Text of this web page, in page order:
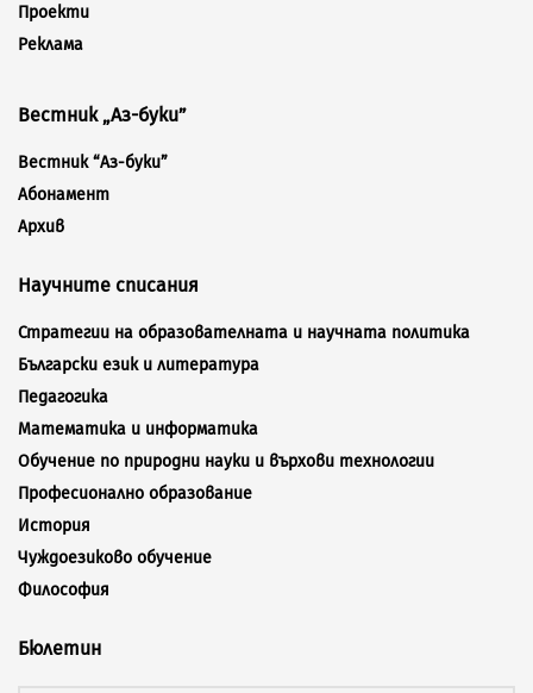
Проекти
Реклама
Вестник „Аз-буки”
Вестник “Аз-буки”
Абонамент
Архив
Научните списания
Стратегии на образователната и научната политика
Български език и литература
Педагогика
Математика и информатика
Обучение по природни науки и върхови технологии
Професионално образование
История
Чуждоезиково обучение
Философия
Бюлетин